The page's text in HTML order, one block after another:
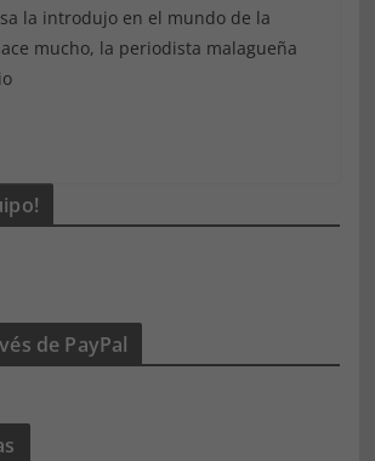
la introdujo en el mundo de la
mucho, la periodista malagueña
de PayPal